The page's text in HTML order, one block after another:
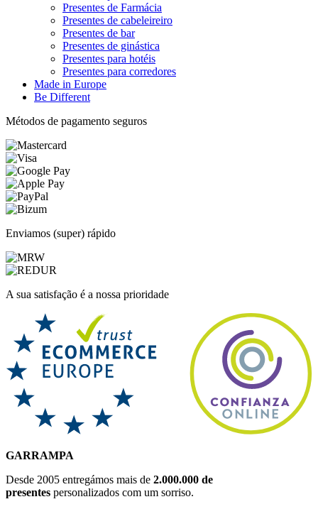
Presentes de Farmácia
Presentes de cabeleireiro
Presentes de bar
Presentes de ginástica
Presentes para hotéis
Presentes para corredores
Made in Europe
Be Different
Métodos de pagamento seguros
Enviamos (super) rápido
A sua satisfação é a nossa prioridade
GARRAMPA
Desde 2005 entregámos mais de 2.000.000 de
presentes personalizados com um sorriso.